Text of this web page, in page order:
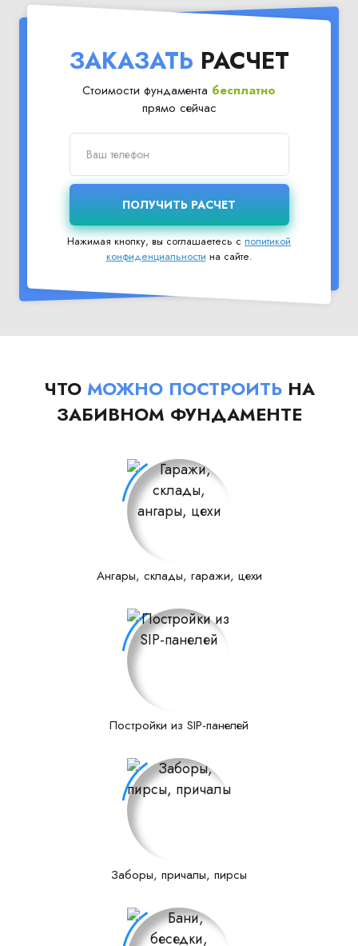
ЗАКАЗАТЬ РАСЧЕТ
Стоимости фундамента бесплатно
прямо сейчас
Нажимая кнопку, вы соглашаетесь сполитикой
конфиденциальности на сайте.
ЧТО МОЖНО ПОСТРОИТЬНА
ЗАБИВНОМ ФУНДАМЕНТЕ
Ангары, склады, гаражи, цехи
Постройки из SIP-панелей
Заборы, причалы, пирсы